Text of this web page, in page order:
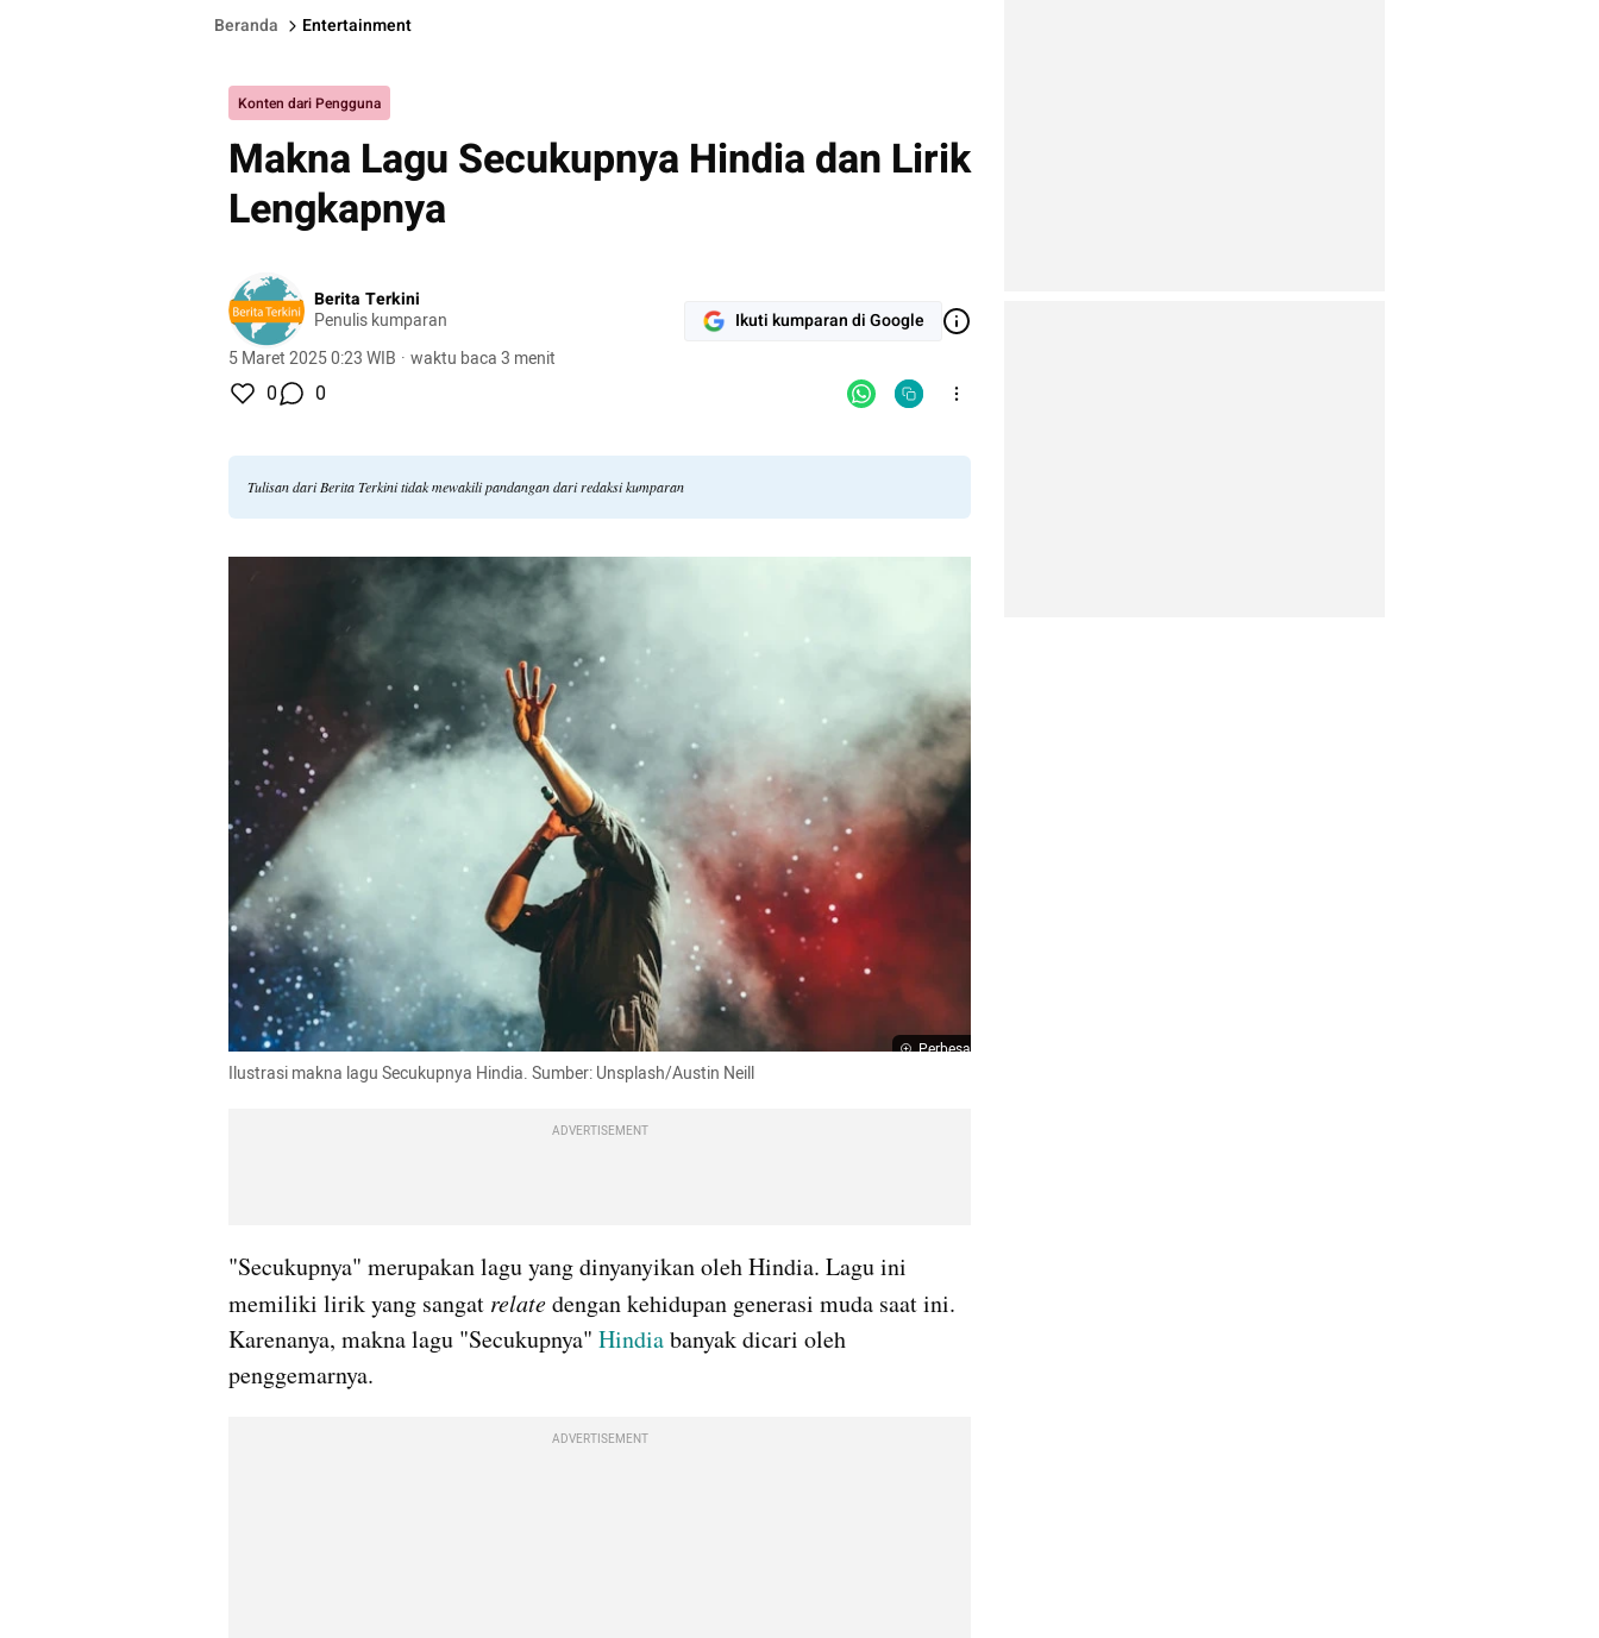
Beranda Entertainment
Konten dari Pengguna
Makna Lagu Secukupnya Hindia dan Lirik
Lengkapnya
Berita Terkini
Penulis kumparan
5 Maret 2025 0:23 WIB · waktu baca 3 menit
Ikuti kumparan di Google
0 0
Tulisan dari Berita Terkini tidak mewakili pandangan dari redaksi kumparan
Perbesar
Ilustrasi makna lagu Secukupnya Hindia. Sumber: Unsplash/Austin Neill
ADVERTISEMENT
"Secukupnya" merupakan lagu yang dinyanyikan oleh Hindia. Lagu ini
memiliki lirik yang sangat relate dengan kehidupan generasi muda saat ini.
Karenanya, makna lagu "Secukupnya" Hindia banyak dicari oleh
penggemarnya.
ADVERTISEMENT